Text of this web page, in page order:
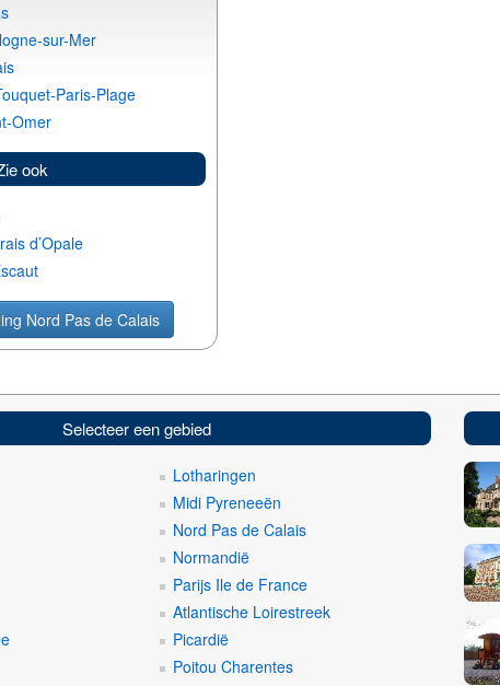
sur-Mer
Paris-Plage
Omer
ook
d’Opale
Nord Pas de Calais
Selecteer een gebied
Lotharingen
Midi Pyreneeën
Nord Pas de Calais
Normandië
Parijs Ile de France
Atlantische Loirestreek
Picardië
Poitou Charentes